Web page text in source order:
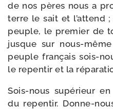
de nos pères nous a
terre le sait et l’at­tend
peuple, le pre­mier de
jusque sur nous-​
peuple fran­çais sois-​
le repen­tir et la
Sois-​nous supé­rieur
du repen­tir. Donne-​